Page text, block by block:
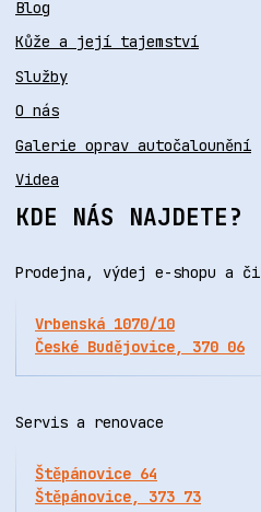
Blog
Kůže a její tajemství
Služby
O nás
Galerie oprav autočalounění
Videa
KDE NÁS NAJDETE?
Prodejna, výdej e-shopu a
Vrbenská 1070/10
České Budějovice, 370 06
Servis a renovace
Štěpánovice 64
Štěpánovice, 373 73